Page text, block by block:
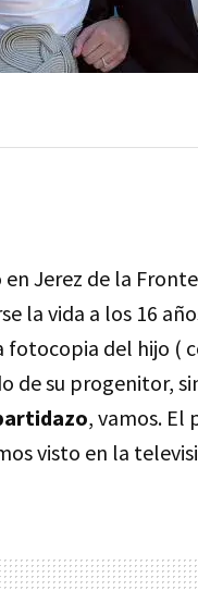
en Jerez de la
la vida a los 16
fotocopia del hijo (
de su progenitor,
, vamos. El
visto en la